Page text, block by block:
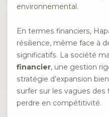
environnemental.
En termes financiers,
résilience, même face à
significatifs. La société
financier, une gestion
stratégie d’expansion
surfer sur les vagues
perdre en compétitivité.